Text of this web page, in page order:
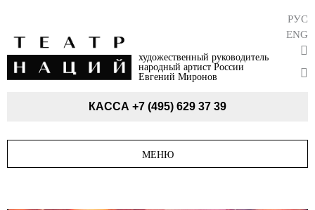
художественный руководитель
народный артист России
Евгений Миронов
РУС
ENG
КАССА +7 (495) 629 37 39
МЕНЮ